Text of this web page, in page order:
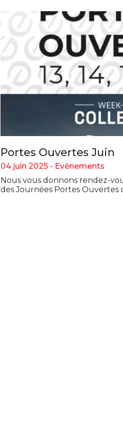
Portes Ouvertes Juin
04 juin 2025 - Evènements
Nous vous donnons rendez-
des Journées Portes Ouvertes